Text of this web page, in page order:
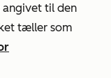
angivet til den
tæller som